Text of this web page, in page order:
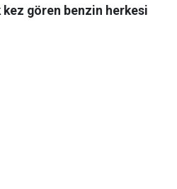
kez gören benzin herkesi